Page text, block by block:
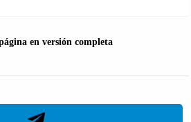
en versión completa